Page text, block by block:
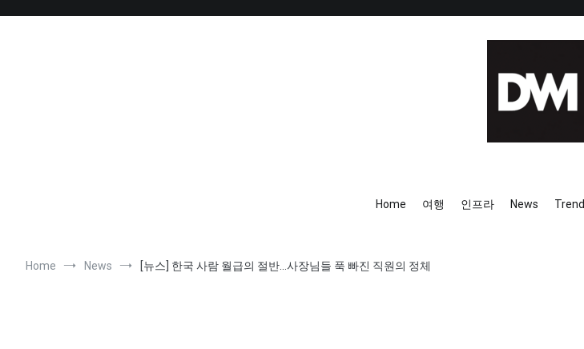
Home 여행 인프라 News Trend
Home News [뉴스] 한국 사람 월급의 절반…사장님들 푹 빠진 직원의 정체